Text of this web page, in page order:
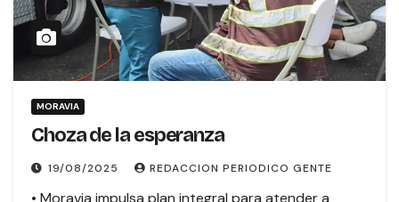
MORAVIA
Choza de la esperanza
19/08/2025 REDACCION PERIODICO GENTE
• Moravia impulsa plan integral para atender a